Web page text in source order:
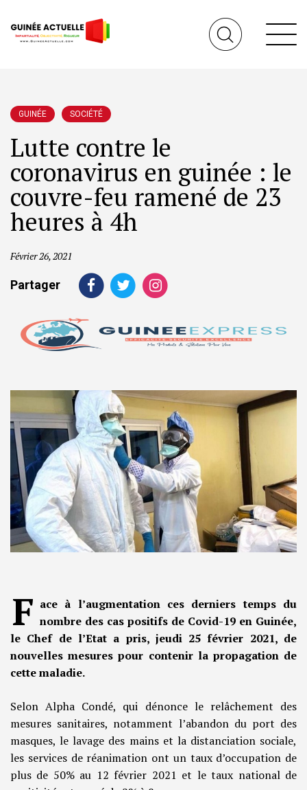
GUINÉE SOCIÉTÉ
Lutte contre le
coronavirus en guinée : le
couvre-feu ramené de 23
heures à 4h
Février 26, 2021
Partager
F ace à l’augmentation ces derniers temps du
nombre des cas positifs de Covid-19 en Guinée,
le Chef de l’Etat a pris, jeudi 25 février 2021, de
nouvelles mesures pour contenir la propagation de
cette maladie.
Selon Alpha Condé, qui dénonce le relâchement des
mesures sanitaires, notamment l’abandon du port des
masques, le lavage des mains et la distanciation sociale,
les services de réanimation ont un taux d’occupation de
plus de 50% au 12 février 2021 et le taux national de